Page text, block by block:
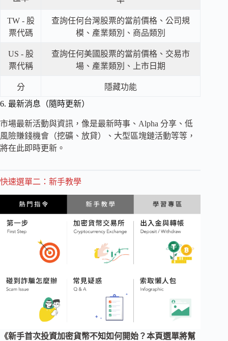
TW - 股
票代碼
查詢任何台灣股票的當前價格、公司規
模、產業類別、商品類別
US - 股
票代稱
查詢任何美國股票的當前價格、交易市
場、產業類別、上市日期
分
隱藏功能
6. 最新消息（隨時更新）
市場最新活動與資訊，像是最新時事、Alpha 分享、低
風險賺錢機會（挖礦、放貸）、大型區塊鏈活動等等，
將在此即時更新。
快速選單二：新手教學
《新手首次投資加密貨幣不知如何開始？本頁選單將幫